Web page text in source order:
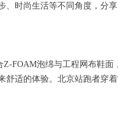
时尚生活等不同角度，分
FOAM泡绵与工程网布鞋
舒适的体验。北京站跑者穿